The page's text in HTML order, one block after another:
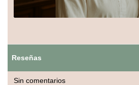
Modo de uso:
un acabado mate perfecto. Retocar
Precauciones:
Reseñas
Sin comentarios